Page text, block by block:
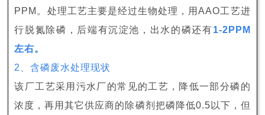
PPM。处理工艺主要是经过生物处理，用AAO工艺进
行脱氮除磷，后端有沉淀池，出水的磷还有1-2PPM
左右。
2、含磷废水处理现状
该厂工艺采用污水厂的常见的工艺，降低一部分磷的
浓度，再用其它供应商的除磷剂把磷降低0.5以下，但